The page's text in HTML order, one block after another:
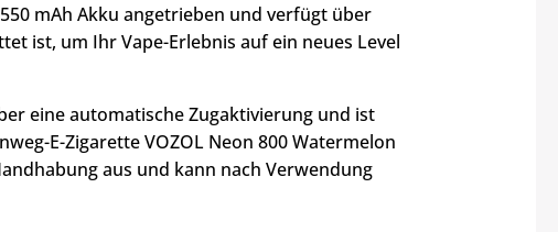
mAh Akku angetrieben und verfügt über
ist, um Ihr Vape-Erlebnis auf ein neues Level
eine automatische Zugaktivierung und ist
E-Zigarette VOZOL Neon 800 Watermelon
aus und kann nach Verwendung